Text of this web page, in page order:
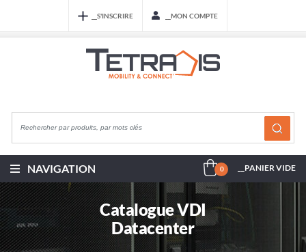
__S'INSCRIRE __MON COMPTE
NAVIGATION 0 __PANIER VIDE
Catalogue VDI
Datacenter